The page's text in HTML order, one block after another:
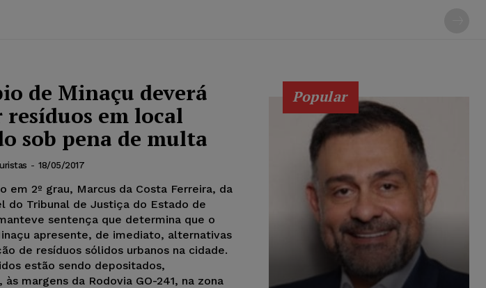
de Minaçu deverá
em local
sob pena de multa
- 18/05/2017
em 2º grau, Marcus da Costa Ferreira, da
do Tribunal de Justiça do Estado de
sentença que determina que o
apresente, de imediato, alternativas
de resíduos sólidos urbanos na cidade.
estão sendo depositados,
margens da Rodovia GO-241, na zona
Popular